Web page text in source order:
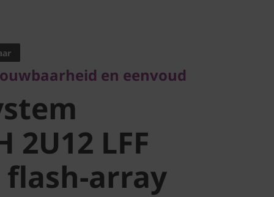
LFF
array
en eenvoud
2U12 LFF
array